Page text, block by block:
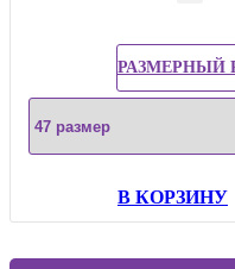
РАЗМЕРНЫЙ
В КОРЗИНУ